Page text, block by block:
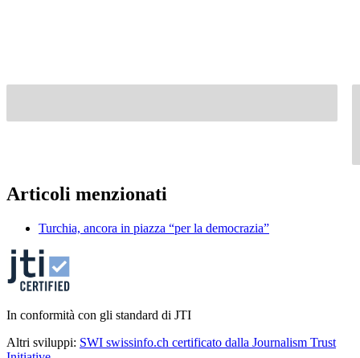
Articoli menzionati
Turchia, ancora in piazza “per la democrazia”
In conformità con gli standard di JTI
Altri sviluppi: SWI swissinfo.ch certificato dalla Journalism Trust